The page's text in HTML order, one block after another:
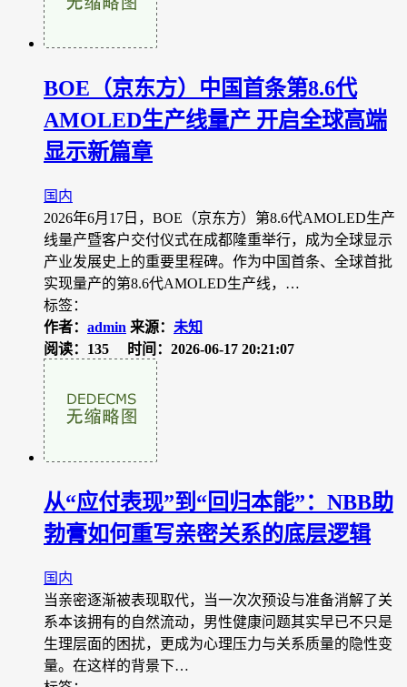
​BOE（京东方）中国首条第8.6代
AMOLED生产线量产 开启全球高端
显示新篇章
国内
2026年6月17日，BOE（京东方）第8.6代AMOLED生产
线量产暨客户交付仪式在成都隆重举行，成为全球显示
产业发展史上的重要里程碑。作为中国首条、全球首批
实现量产的第8.6代AMOLED生产线，…
标签：
作者： admin 来源： 未知
阅读：135
时间：2026-06-17 20:21:07
从“应付表现”到“回归本能”：NBB助
勃膏如何重写亲密关系的底层逻辑
国内
当亲密逐渐被表现取代，当一次次预设与准备消解了关
系本该拥有的自然流动，男性健康问题其实早已不只是
生理层面的困扰，更成为心理压力与关系质量的隐性变
量。在这样的背景下…